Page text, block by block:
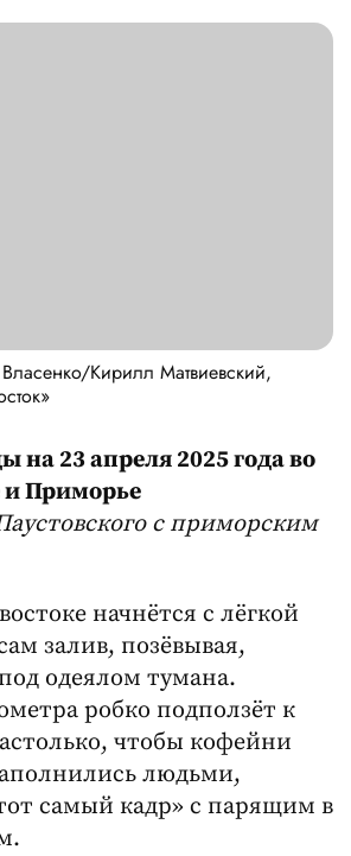
Кирилл Матвиевский,
на 23 апреля 2025 года во
и Приморье
с приморским
начнётся с лёгкой
залив, позёвывая,
одеялом тумана.
робко подползёт к
чтобы кофейни
людьми,
самый кадр» с парящим в